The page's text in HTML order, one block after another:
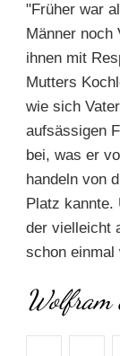
"Früher war
Männer noch
ihnen mit
Mutters
wie sich
aufsässigen
bei, was er
handeln von
Platz kannte.
der vielleicht
schon einmal
Wolfram